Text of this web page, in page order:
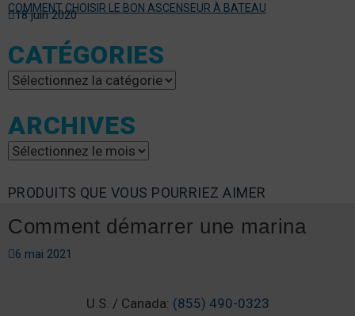
18 juin 2020
Comment démarrer une marina
6 mai 2021
COMMENT CHOISIR LE BON ASCENSEUR À BATEAU
CATÉGORIES
Catégories
ARCHIVES
Archives
PRODUITS QUE VOUS POURRIEZ AIMER
U.S. / Canada: (855) 490-0323